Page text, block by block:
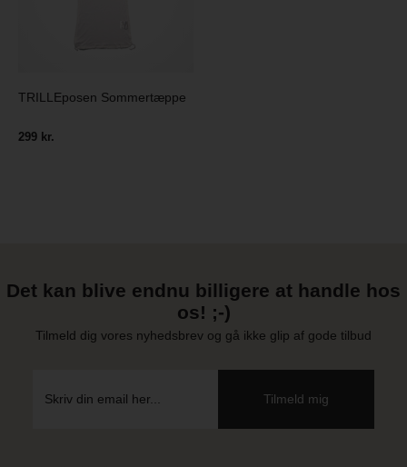
TRILLEposen Sommertæppe
299 kr.
Det kan blive endnu billigere at handle hos
os! ;-)
Tilmeld dig vores nyhedsbrev og gå ikke glip af gode tilbud